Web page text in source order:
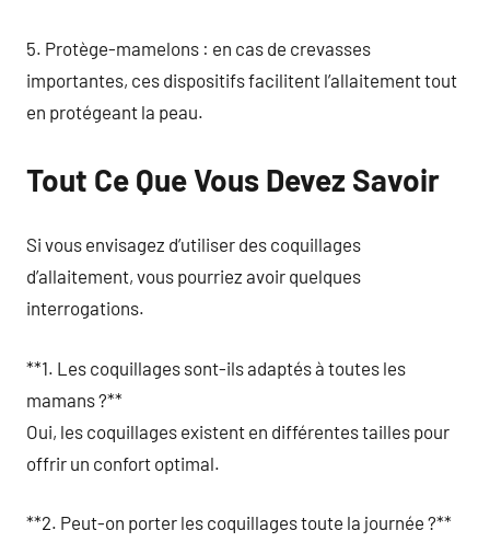
5. Protège-mamelons : en cas de crevasses
importantes, ces dispositifs facilitent l’allaitement tout
en protégeant la peau.
Tout Ce Que Vous Devez Savoir
Si vous envisagez d’utiliser des coquillages
d’allaitement, vous pourriez avoir quelques
interrogations.
**1. Les coquillages sont-ils adaptés à toutes les
mamans ?**
Oui, les coquillages existent en différentes tailles pour
offrir un confort optimal.
**2. Peut-on porter les coquillages toute la journée ?**